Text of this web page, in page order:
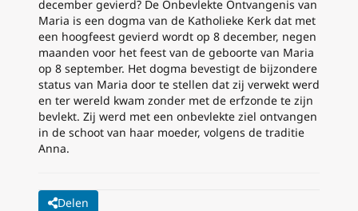
december gevierd? De Onbevlekte Ontvangenis van
Maria is een dogma van de Katholieke Kerk dat met
een hoogfeest gevierd wordt op 8 december, negen
maanden voor het feest van de geboorte van Maria
op 8 september. Het dogma bevestigt de bijzondere
status van Maria door te stellen dat zij verwekt werd
en ter wereld kwam zonder met de erfzonde te zijn
bevlekt. Zij werd met een onbevlekte ziel ontvangen
in de schoot van haar moeder, volgens de traditie
Anna.
Delen